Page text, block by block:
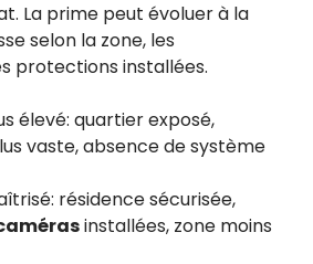
La prime peut évoluer à la
selon la zone, les
protections installées.
élevé: quartier exposé,
vaste, absence de système
résidence sécurisée,
installées, zone moins